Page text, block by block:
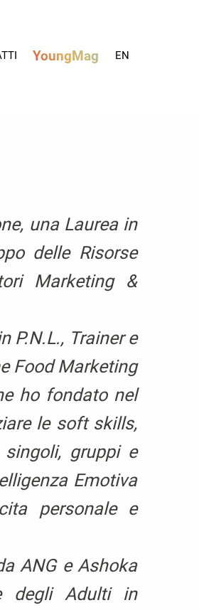
YoungMag EN
una Laurea in
delle Risorse
Marketing &
P.N.L., Trainer e
Food Marketing
ho fondato nel
le soft skills,
gruppi e
Emotiva
personale e
ANG e Ashoka
degli Adulti in